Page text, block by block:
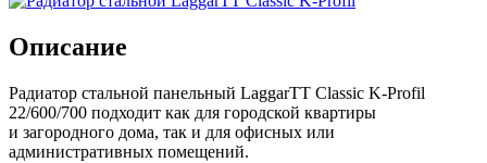
Описание
Радиатор стальной панельный LaggarTT Classic K-Profil
22/600/700 подходит как для городской квартиры
и загородного дома, так и для офисных или
административных помещений.